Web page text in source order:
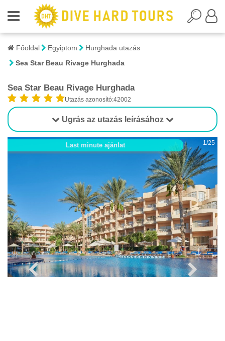
Főoldal Egyiptom
Hurghada utazás
Sea Star Beau Rivage Hurghada
Sea Star Beau Rivage Hurghada
Utazás azonosító:42002
Ugrás az utazás leírásához
1/25
Last minute ajánlat